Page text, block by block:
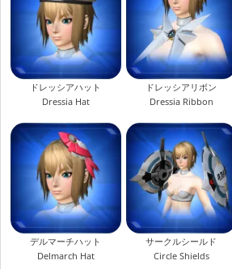
ドレッシアハット
Dressia Hat
ドレッシアリボン
Dressia Ribbon
デルマーチハット
Delmarch Hat
サークルシールド
Circle Shields